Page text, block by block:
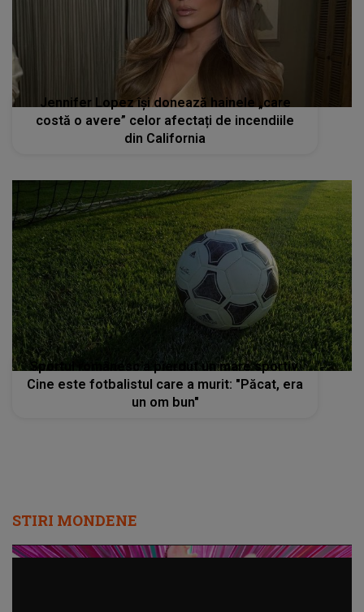
Jennifer Lopez își donează hainele „care
costă o avere” celor afectați de incendiile
din California
Sportul românesc a pierdut un mare sportiv.
Cine este fotbalistul care a murit: "Păcat, era
un om bun"
STIRI MONDENE